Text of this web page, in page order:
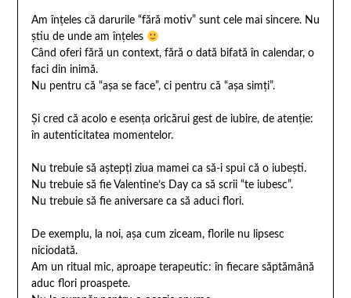
Am înțeles că darurile “fără motiv” sunt cele mai sincere. Nu
știu de unde am înțeles
Când oferi fără un context, fără o dată bifată în calendar, o
faci din inimă.
Nu pentru că “așa se face”, ci pentru că “așa simți”.
Și cred că acolo e esența oricărui gest de iubire, de atenție:
în autenticitatea momentelor.
Nu trebuie să aștepți ziua mamei ca să-i spui că o iubești.
Nu trebuie să fie Valentine’s Day ca să scrii “te iubesc”.
Nu trebuie să fie aniversare ca să aduci flori.
De exemplu, la noi, așa cum ziceam, florile nu lipsesc
niciodată.
Am un ritual mic, aproape terapeutic: în fiecare săptămână
aduc flori proaspete.